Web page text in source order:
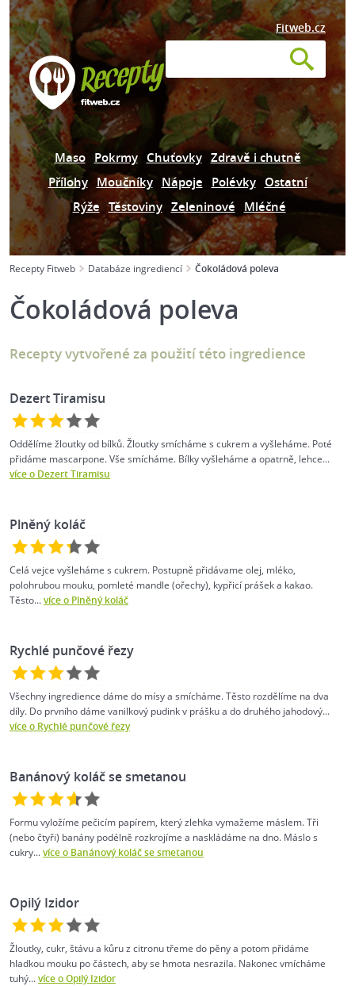
Fitweb.cz
Maso Pokrmy Chuťovky Zdravě i chutně
Přílohy Moučníky Nápoje Polévky Ostatní
Rýže Těstoviny Zeleninové Mléčné
Recepty Fitweb Databáze ingrediencí Čokoládová poleva
Čokoládová poleva
Recepty vytvořené za použití této ingredience
Dezert Tiramisu
Oddělíme žloutky od bílků. Žloutky smícháme s cukrem a vyšleháme. Poté
přidáme mascarpone. Vše smícháme. Bílky vyšleháme a opatrně, lehce...
více o Dezert Tiramisu
Plněný koláč
Celá vejce vyšleháme s cukrem. Postupně přidávame olej, mléko,
polohrubou mouku, pomleté mandle (ořechy), kypřicí prášek a kakao.
Těsto...více o Plněný koláč
Rychlé punčové řezy
Všechny ingredience dáme do mísy a smícháme. Těsto rozdělíme na dva
díly. Do prvního dáme vanilkový pudink v prášku a do druhého jahodový...
více o Rychlé punčové řezy
Banánový koláč se smetanou
Formu vyložíme pečicím papírem, který zlehka vymažeme máslem. Tři
(nebo čtyři) banány podélně rozkrojíme a naskládáme na dno. Máslo s
cukry...více o Banánový koláč se smetanou
Opilý Izidor
Žloutky, cukr, štávu a kůru z citronu třeme do pěny a potom přidáme
hladkou mouku po částech, aby se hmota nesrazila. Nakonec vmícháme
tuhý...více o Opilý Izidor